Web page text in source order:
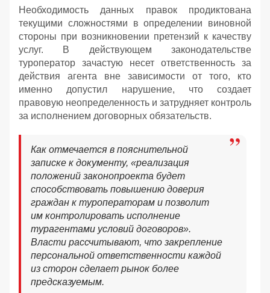
Необходимость данных правок продиктована
текущими сложностями в определении виновной
стороны при возникновении претензий к качеству
услуг. В действующем законодательстве
туроператор зачастую несет ответственность за
действия агента вне зависимости от того, кто
именно допустил нарушение, что создает
правовую неопределенность и затрудняет контроль
за исполнением договорных обязательств.
Как отмечается в пояснительной
записке к документу, «реализация
положений законопроекта будет
способствовать повышению доверия
граждан к туроператорам и позволит
им контролировать исполнение
турагентами условий договоров».
Власти рассчитывают, что закрепление
персональной ответственности каждой
из сторон сделает рынок более
предсказуемым.